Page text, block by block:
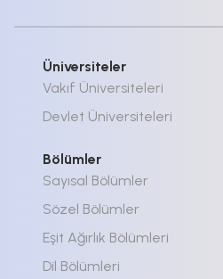
Üniversiteler
Vakıf Üniversiteleri
Devlet Üniversiteleri
Bölümler
Sayısal Bölümler
Sözel Bölümler
Eşit Ağırlık Bölümleri
Dil Bölümleri